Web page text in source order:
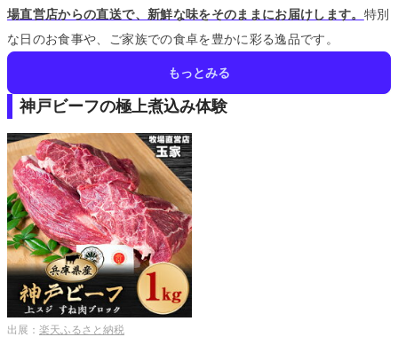
場直営店からの直送で、新鮮な味をそのままにお届けします。 特別
な日のお食事や、ご家族での食卓を豊かに彩る逸品です。
もっとみる
神戸ビーフの極上煮込み体験
出展： 楽天ふるさと納税